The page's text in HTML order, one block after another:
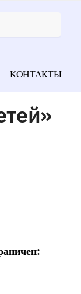
КОНТАКТЫ